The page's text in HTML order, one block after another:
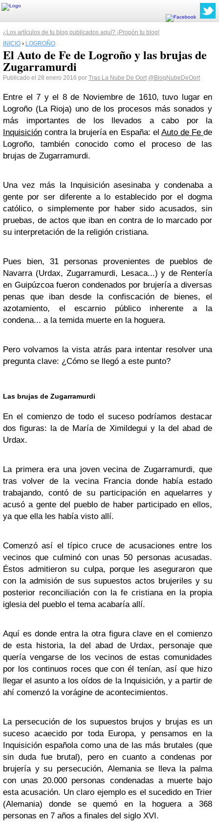
¿Los artículos de tu blog publicados aquí? ¡Propón tu blog!
INICIO › LOGROÑO
El Auto de Fe de Logroño y las brujas de
Zugarramurdi
Publicado el 28 enero 2016 por Tras La Nube De Oort @BlogNubeDeOort
Entre el 7 y el 8 de Noviembre de 1610, tuvo lugar en
Logroño (La Rioja) uno de los procesos más sonados y
más importantes de los llevados a cabo por la
Inquisición contra la brujería en España: el Auto de Fede
Logroño, también conocido como el proceso de las
brujas de Zugarramurdi.
Una vez más la Inquisición asesinaba y condenaba a
gente por ser diferente a lo establecido por el dogma
católico, o simplemente por haber sido acusados, sin
pruebas, de actos que iban en contra de lo marcado por
su interpretación de la religión cristiana.
Pues bien, 31 personas provenientes de pueblos de
Navarra (Urdax, Zugarramurdi, Lesaca...) y de Rentería
en Guipúzcoa fueron condenados por brujería a diversas
penas que iban desde la confiscación de bienes, el
azotamiento, el escarnio público inherente a la
condena... a la temida muerte en la hoguera.
Pero volvamos la vista atrás para intentar resolver una
pregunta clave: ¿Cómo se llegó a este punto?
Las brujas de Zugarramurdi
En el comienzo de todo el suceso podríamos destacar
dos figuras: la de María de Ximildegui y la del abad de
Urdax.
La primera era una joven vecina de Zugarramurdi, que
tras volver de la vecina Francia donde había estado
trabajando, contó de su participación en aquelarres y
acusó a gente del pueblo de haber participado en ellos,
ya que ella les había visto allí.
Comenzó así el típico cruce de acusaciones entre los
vecinos que culminó con unas 50 personas acusadas.
Éstos admitieron su culpa, porque les aseguraron que
con la admisión de sus supuestos actos brujeriles y su
posterior reconciliación con la fe cristiana en la propia
iglesia del pueblo el tema acabaría allí.
Aquí es donde entra la otra figura clave en el comienzo
de esta historia, la del abad de Urdax, personaje que
quería vengarse de los vecinos de estas comunidades
por los continuos roces que con él tenían, así que hizo
llegar el asunto a los oídos de la Inquisición, y a partir de
ahí comenzó la vorágine de acontecimientos.
La persecución de los supuestos brujos y brujas es un
suceso acaecido por toda Europa, y pensamos en la
Inquisición española como una de las más brutales (que
sin duda fue brutal), pero en cuanto a condenas por
brujería y su persecución, Alemania se lleva la palma
con unas 20.000 personas condenadas a muerte bajo
esta acusación. Un claro ejemplo es el sucedido en Trier
(Alemania) donde se quemó en la hoguera a 368
personas en 7 años a finales del siglo XVI.